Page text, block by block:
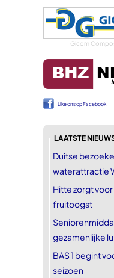
Gicom
Like ons op Facebook
LAATSTE
Duitse
waterattractie
Hitte zorgt
fruitoogst
gezamenlijke
BAS 1 begint
seizoen